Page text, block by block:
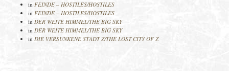
in FEINDE – HOSTILES/HOSTILES
in FEINDE – HOSTILES/HOSTILES
in DER WEITE HIMMEL/THE BIG SKY
in DER WEITE HIMMEL/THE BIG SKY
in DIE VERSUNKENE STADT Z/THE LOST CITY OF Z